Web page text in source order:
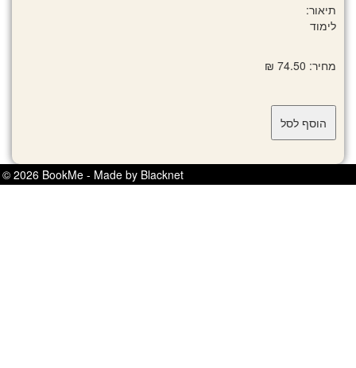
תיאור:
לימוד
מחיר: 74.50 ₪
© 2026 BookMe - Made by Blacknet